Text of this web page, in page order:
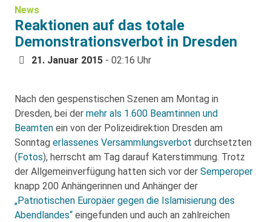
News
Reaktionen auf das totale
Demonstrationsverbot in Dresden
21. Januar 2015 - 02:16 Uhr
Nach den gespenstischen Szenen am Montag in
Dresden, bei der mehr als 1.600 Beamtinnen und
Beamten ein von der Polizeidirektion Dresden am
Sonntag erlassenes Versammlungsverbot durchsetzten
(Fotos), herrscht am Tag darauf Katerstimmung. Trotz
der Allgemeinverfügung hatten sich vor der Semperoper
knapp 200 Anhängerinnen und Anhänger der
„Patriotischen Europäer gegen die Islamisierung des
Abendlandes“ eingefunden und auch an zahlreichen